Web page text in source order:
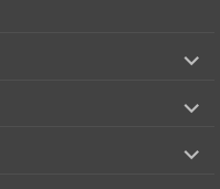
child
child
child